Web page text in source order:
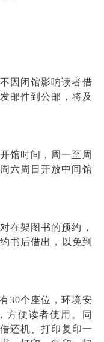
因闭馆影响读者借
邮件到公邮，将及
馆时间，周一至周
六周日开放中间馆
在架图书的预约，
书后借出，以免到
30个座位，环境安
方便读者使用。同
还机、打印复印一